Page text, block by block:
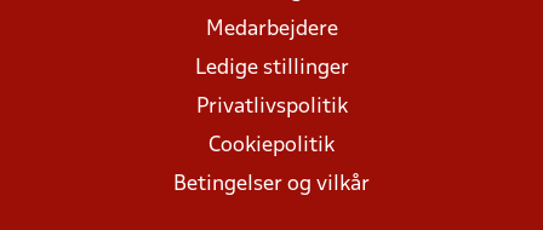
Medarbejdere
Ledige stillinger
Privatlivspolitik
Cookiepolitik
Betingelser og vilkår